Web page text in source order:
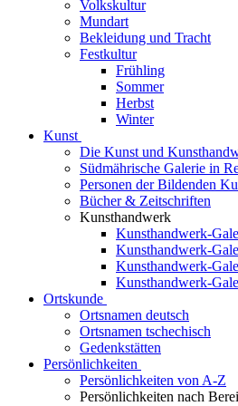
Volkskultur
Mundart
Bekleidung und Tracht
Festkultur
Frühling
Sommer
Herbst
Winter
Kunst
Die Kunst und
Südmährische Galerie in
Personen der Bildenden
Bücher & Zeitschriften
Kunsthandwerk
Kunsthandwerk-
Kunsthandwerk-
Kunsthandwerk-
Kunsthandwerk-
Ortskunde
Ortsnamen deutsch
Ortsnamen tschechisch
Gedenkstätten
Persönlichkeiten
Persönlichkeiten von A-Z
Persönlichkeiten nach